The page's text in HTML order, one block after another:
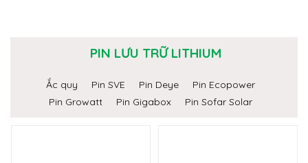
PIN LƯU TRỮ LITHIUM
Ắc quy Pin SVE Pin Deye
Pin Ecopower
Pin Growatt
Pin Gigabox Pin Sofar Solar